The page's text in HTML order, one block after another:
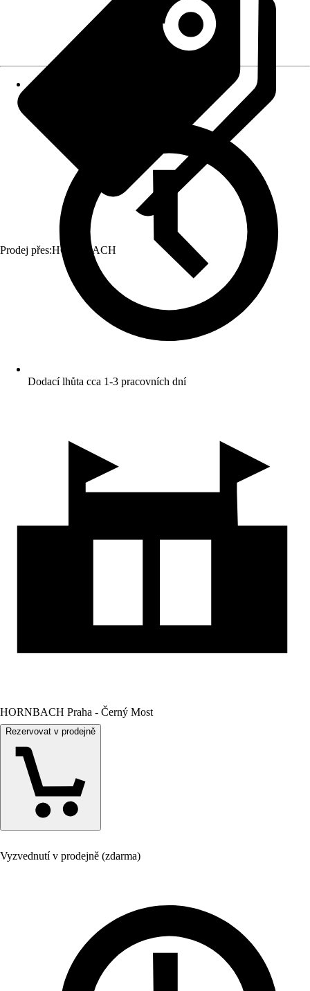
Prodej přes:HORNBACH
Dodací lhůta cca 1-3 pracovních dní
HORNBACH Praha - Černý Most
Rezervovat v prodejně
Vyzvednutí v prodejně (zdarma)